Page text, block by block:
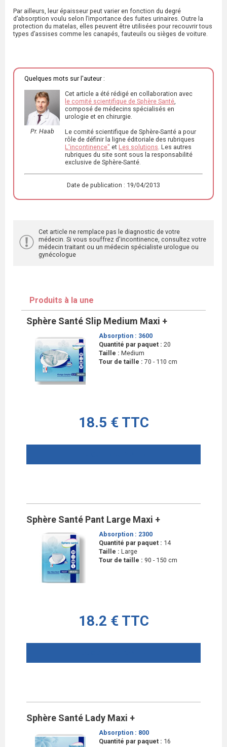
Par ailleurs, leur épaisseur peut varier en fonction du degré
d’absorption voulu selon l’importance des fuites urinaires. Outre la
protection du matelas, elles peuvent être utilisées pour recouvrir tous
types d’assises comme les canapés, fauteuils ou sièges de voiture.
Quelques mots sur l'auteur :
Pr. Haab
Cet article a été rédigé en collaboration avec
le comité scientifique de Sphère Santé,
composé de médecins spécialisés en
urologie et en chirurgie.
Le comité scientifique de Sphère-Santé a pour
rôle de définir la ligne éditoriale des rubriques
L'incontinence" etLes solutions. Les autres
rubriques du site sont sous la responsabilité
exclusive de Sphère-Santé.
Date de publication : 19/04/2013
Cet article ne remplace pas le diagnostic de votre
médecin. Si vous souffrez d'incontinence, consultez votre
médecin traitant ou un médecin spécialiste urologue ou
gynécologue
Produits à la une
Sphère Santé Slip Medium Maxi +
Absorption : 3600
Quantité par paquet : 20
Taille : Medium
Tour de taille : 70 - 110 cm
18.5 € TTC
Sphère Santé Pant Large Maxi +
Absorption : 2300
Quantité par paquet : 14
Taille : Large
Tour de taille : 90 - 150 cm
18.2 € TTC
Sphère Santé Lady Maxi +
Absorption : 800
Quantité par paquet : 16